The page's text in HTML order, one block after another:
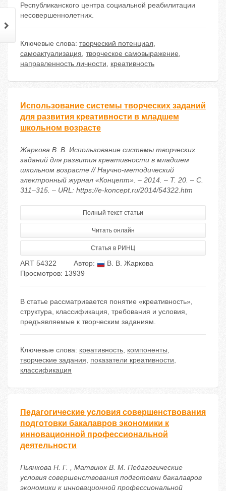
Республиканского центра социальной реабилитации
несовершеннолетних.
Ключевые слова: творческий потенциал,
самоактуализация, творческое самовыражение,
направленность личности, креативность
Использование системы творческих заданий
для развития креативности в младшем
школьном возрасте
Жаркова В. В. Использование системы творческих
заданий для развития креативности в младшем
школьном возрасте // Научно-методический
электронный журнал «Концепт». – 2014. – Т. 20. – С.
311–315. – URL: https://e-koncept.ru/2014/54322.htm
Полный текст статьи
Читать онлайн
Статья в РИНЦ
ART 54322 Автор:
В. В. Жаркова
Просмотров: 13939
В статье рассматривается понятие «креативность»,
структура, классификация, требования и условия,
предъявляемые к творческим заданиям.
Ключевые слова: креативность, компоненты,
творческие задания, показатели креативности,
классификация
Педагогические условия совершенствования
подготовки бакалавров экономики к
инновационной профессиональной
деятельности
Пьянкова Н. Г. , Матвиюк В. М. Педагогические
условия совершенствования подготовки бакалавров
экономики к инновационной профессиональной